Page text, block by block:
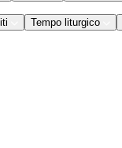
Tempo liturgico